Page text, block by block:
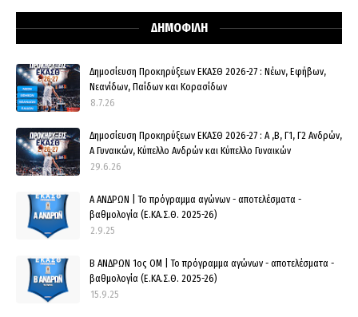
ΔΗΜΟΦΙΛΗ
Δημοσίευση Προκηρύξεων ΕΚΑΣΘ 2026-27 : Νέων, Εφήβων,
Νεανίδων, Παίδων και Κορασίδων
8.7.26
Δημοσίευση Προκηρύξεων ΕΚΑΣΘ 2026-27 : Α ,Β, Γ1, Γ2 Ανδρών,
Α Γυναικών, Κύπελλο Ανδρών και Κύπελλο Γυναικών
29.6.26
Α ΑΝΔΡΩΝ | Το πρόγραμμα αγώνων - αποτελέσματα -
βαθμολογία (Ε.ΚΑ.Σ.Θ. 2025-26)
2.9.25
Β ΑΝΔΡΩΝ 1ος ΟΜ | Το πρόγραμμα αγώνων - αποτελέσματα -
βαθμολογία (Ε.ΚΑ.Σ.Θ. 2025-26)
15.9.25